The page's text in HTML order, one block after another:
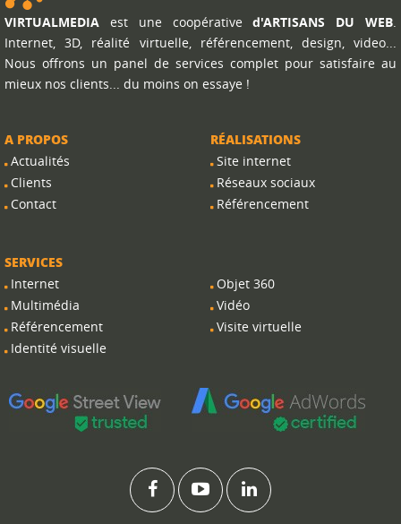
VIRTUALMEDIA est une coopératived'ARTISANS DU WEB.
Internet, 3D, réalité virtuelle, référencement, design, video...
Nous offrons un panel de services complet pour satisfaire au
mieux nos clients... du moins on essaye !
A PROPOS
Actualités
Clients
Contact
SERVICES
Internet
Multimédia
Référencement
Identité visuelle
RÉALISATIONS
Site internet
Réseaux sociaux
Référencement
Objet 360
Vidéo
Visite virtuelle